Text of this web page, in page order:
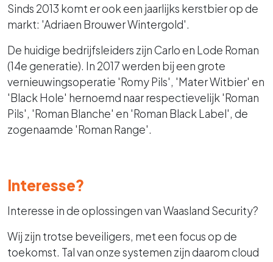
Sinds 2013 komt er ook een jaarlijks kerstbier op de
markt: 'Adriaen Brouwer Wintergold'.
De huidige bedrijfsleiders zijn Carlo en Lode Roman
(14e generatie). In 2017 werden bij een grote
vernieuwingsoperatie 'Romy Pils', 'Mater Witbier' en
'Black Hole' hernoemd naar respectievelijk 'Roman
Pils', 'Roman Blanche' en 'Roman Black Label', de
zogenaamde 'Roman Range'.
Interesse?
Interesse in de oplossingen van Waasland Security?
Wij zijn trotse beveiligers, met een focus op de
toekomst. Tal van onze systemen zijn daarom cloud